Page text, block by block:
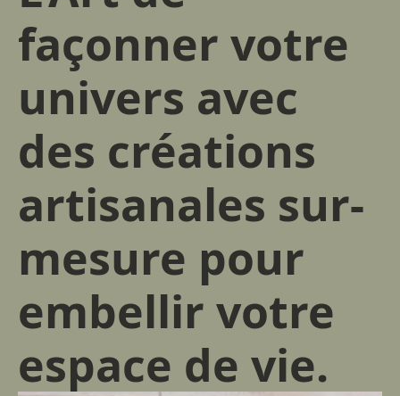
façonner votre
univers avec
des créations
artisanales sur-
mesure pour
embellir votre
espace de vie.